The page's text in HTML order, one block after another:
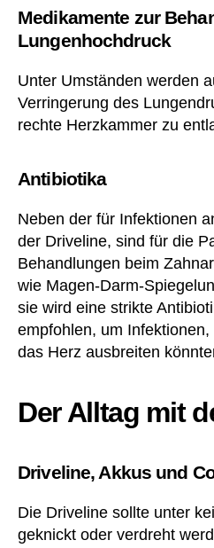
Medikamente zur
Lungenhochdruck
Unter Umständen werden
Verringerung des
rechte Herzkammer zu
Antibiotika
Neben der für Infektionen
der Driveline, sind für die
Behandlungen beim
wie Magen-Darm-
sie wird eine strikte
empfohlen, um
das Herz ausbreiten
Der Alltag mit
Driveline, Akkus und
Die Driveline sollte unter
geknickt oder verdreht